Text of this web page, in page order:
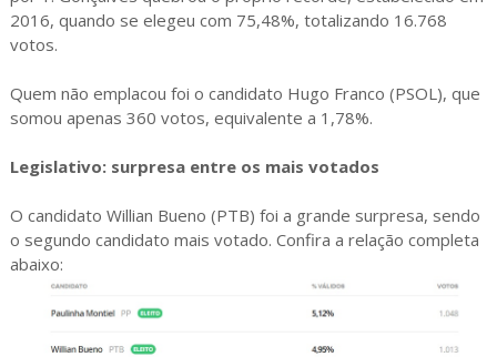
2016, quando se elegeu com 75,48%, totalizando 16.768
votos.
Quem não emplacou foi o candidato Hugo Franco (PSOL), que
somou apenas 360 votos, equivalente a 1,78%.
Legislativo: surpresa entre os mais votados
O candidato Willian Bueno (PTB) foi a grande surpresa, sendo
o segundo candidato mais votado. Confira a relação completa
abaixo: